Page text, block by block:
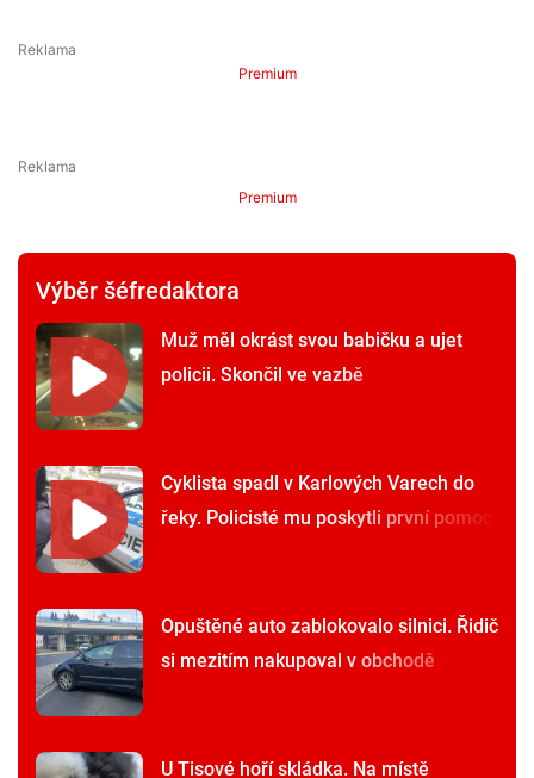
Premium
Premium
Výběr šéfredaktora
Muž měl okrást svou babičku a ujet
policii. Skončil ve vazbě
Cyklista spadl v Karlových Varech do
řeky. Policisté mu poskytli první pomoc
Opuštěné auto zablokovalo silnici. Řidič
si mezitím nakupoval v obchodě
U Tisové hoří skládka. Na místě